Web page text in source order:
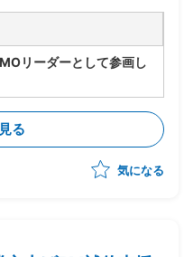
リーダーとして参画し
検証物の確認・品質担
する障害の管理・進行
状況のトラッキング
る
気になる